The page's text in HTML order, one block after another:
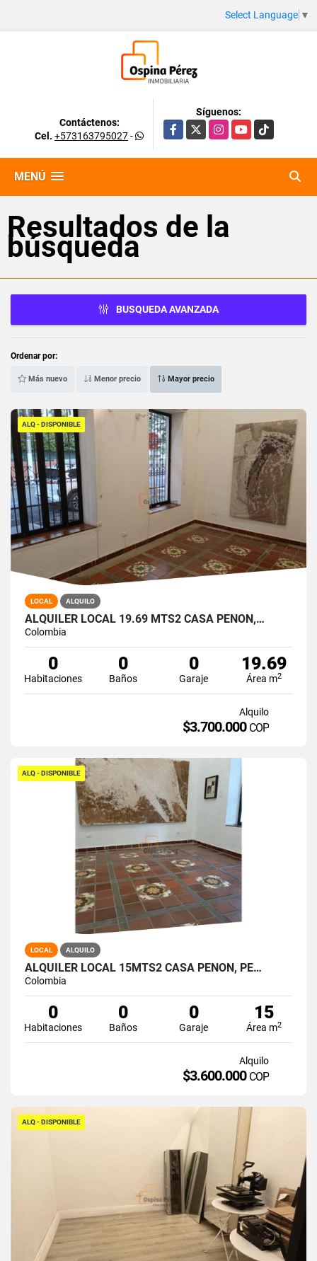
Select Language ▼
Contáctenos:
Cel. +573163795027-
Síguenos:
Facebook
X InstagramYouTubeTikTok
MENÚ
Resultados de la
búsqueda
BUSQUEDA AVANZADA
Ordenar por:
Más nuevo Menor precio Mayor precio
ALQ - DISPONIBLE
LOCAL ALQUILO
ALQUILER LOCAL 19.69 MTS2 CASA PEÑON,…
Colombia
0
Habitaciones
0
Baños
0
Garaje
19.69
Área m2
Alquilo
$3.700.000 COP
ALQ - DISPONIBLE
LOCAL ALQUILO
ALQUILER LOCAL 15MTS2 CASA PEÑON, PE…
Colombia
0
Habitaciones
0
Baños
0
Garaje
15
Área m2
Alquilo
$3.600.000 COP
ALQ - DISPONIBLE